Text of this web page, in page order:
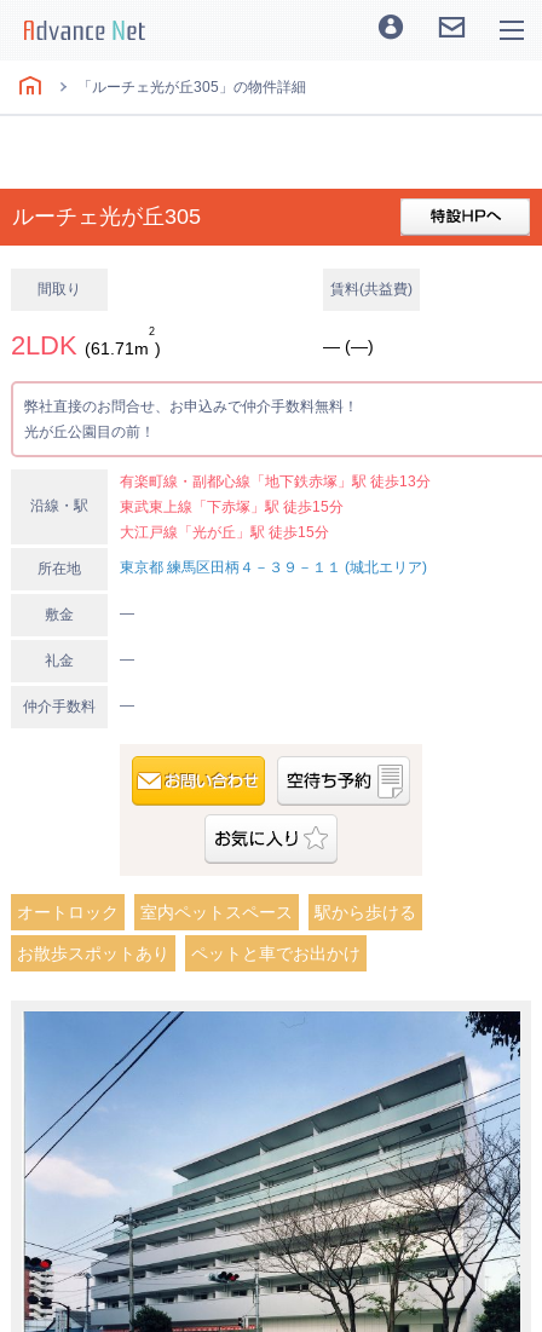
「ルーチェ光が丘305」の物件詳細
ルーチェ光が丘305
間取り 賃料(共益費)
2LDK (61.71m
2
) ― (―)
弊社直接のお問合せ、お申込みで仲介手数料無料！
光が丘公園目の前！
沿線・駅
有楽町線・副都心線「地下鉄赤塚」駅 徒歩13分
東武東上線「下赤塚」駅 徒歩15分
大江戸線「光が丘」駅 徒歩15分
所在地 東京都 練馬区田柄４－３９－１１ (城北エリア)
敷金 ―
礼金 ―
仲介手数料 ―
オートロック 室内ペットスペース 駅から歩ける
お散歩スポットあり ペットと車でお出かけ